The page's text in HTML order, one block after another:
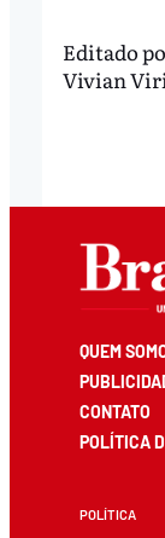
Editado
Vivian
QUEM
CONTATO
POLÍTICA
POLÍTICA